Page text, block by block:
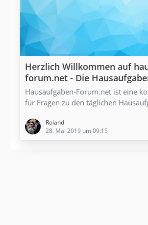
Herzlich Willkommen auf
forum.net - Die
Hausaufgaben-Forum.net ist eine
für Fragen zu den täglichen
Roland
28. Mai 2019 um 09:15